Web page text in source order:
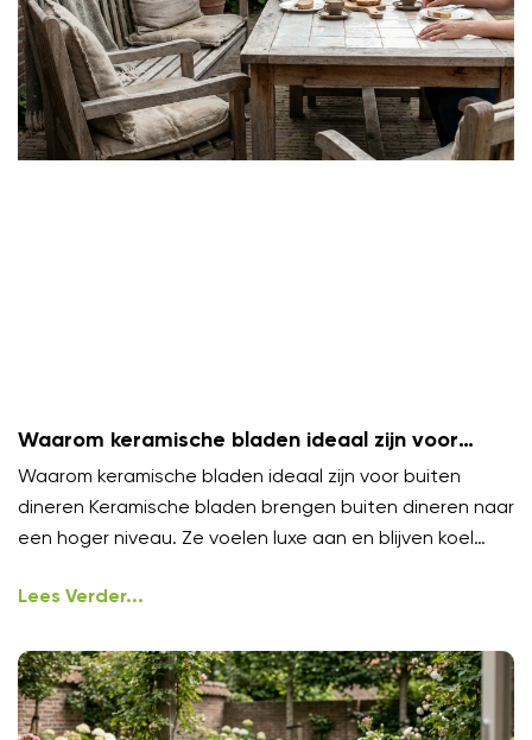
Waarom keramische bladen ideaal zijn voor
buiten dineren
Waarom keramische bladen ideaal zijn voor buiten
dineren Keramische bladen brengen buiten dineren naar
een hoger niveau. Ze voelen luxe aan en blijven koel
Lees Verder...